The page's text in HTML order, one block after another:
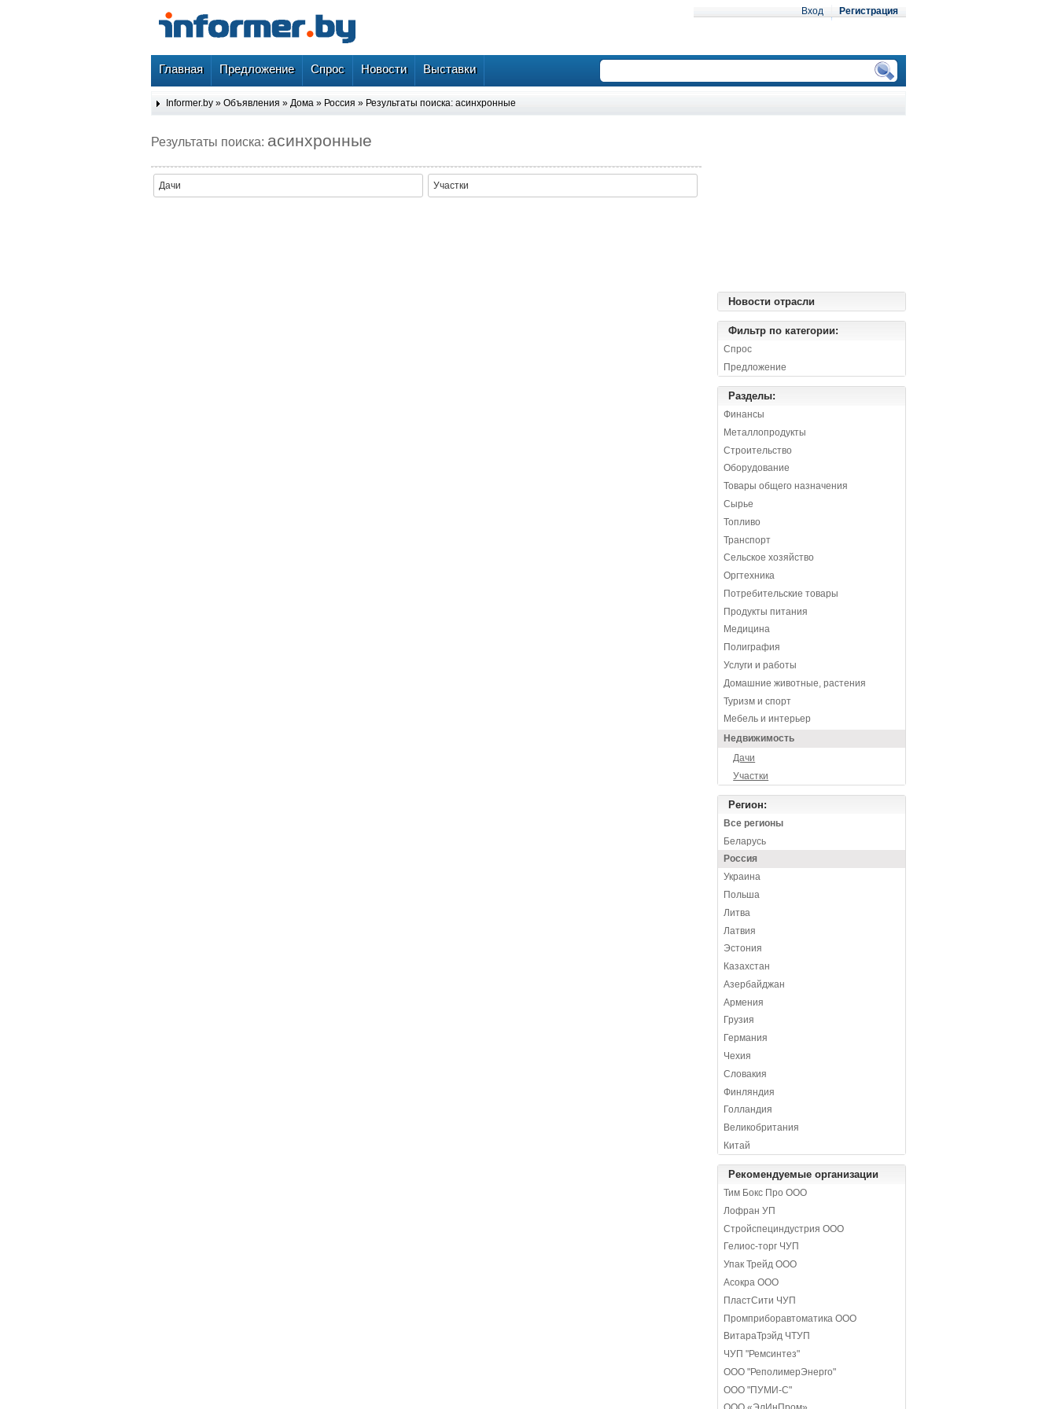
Вход Регистрация
Главная Предложение Спрос Новости Выставки
Informer.by » Объявления » Дома » Россия » Результаты поиска: асинхронные
Результаты поиска: асинхронные
Дачи Участки
Новости отрасли
Фильтр по категории:
Спрос
Предложение
Разделы:
Финансы
Металлопродукты
Строительство
Оборудование
Товары общего назначения
Сырье
Топливо
Транспорт
Сельское хозяйство
Оргтехника
Потребительские товары
Продукты питания
Медицина
Полиграфия
Услуги и работы
Домашние животные, растения
Туризм и спорт
Мебель и интерьер
Недвижимость
Дачи
Участки
Регион:
Все регионы
Беларусь
Россия
Украина
Польша
Литва
Латвия
Эстония
Казахстан
Азербайджан
Армения
Грузия
Германия
Чехия
Словакия
Финляндия
Голландия
Великобритания
Китай
Рекомендуемые организации
Тим Бокс Про ООО
Лофран УП
Стройспециндустрия ООО
Гелиос-торг ЧУП
Упак Трейд ООО
Асокра ООО
ПластСити ЧУП
Промприборавтоматика ООО
ВитараТрэйд ЧТУП
ЧУП "Ремсинтез"
ООО "РеполимерЭнерго"
ООО "ПУМИ-С"